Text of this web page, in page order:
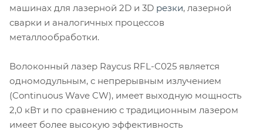
машинах для лазерной 2D и 3D резки, лазерной
сварки и аналогичных процессов
металлообработки.
Волоконный лазер Raycus RFL-C025 является
одномодульным, с непрерывным излучением
(Continuous Wave CW), имеет выходную мощность
2,0 кВт и по сравнению с традиционным лазером
имеет более высокую эффективность